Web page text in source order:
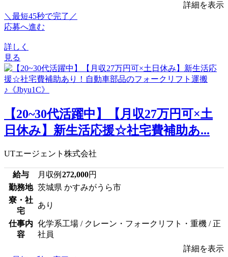
詳細を表示
＼最短45秒で完了／
応募へ進む
詳しく
見る
【20~30代活躍中】【月収27万円可×土
日休み】新生活応援☆社宅費補助あ...
UTエージェント株式会社
給与 月収例 272,000円
勤務地 茨城県 かすみがうら市
寮・社
宅
あり
仕事内
容
化学系工場 / クレーン・フォークリフト・重機 / 正
社員
詳細を表示